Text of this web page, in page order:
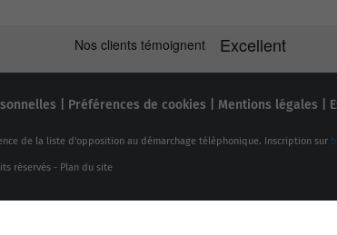
Préférences de cookies Mentions légales
de la liste d'opposition au démarchage téléphonique. Inscription sur
réservés - Plan du site